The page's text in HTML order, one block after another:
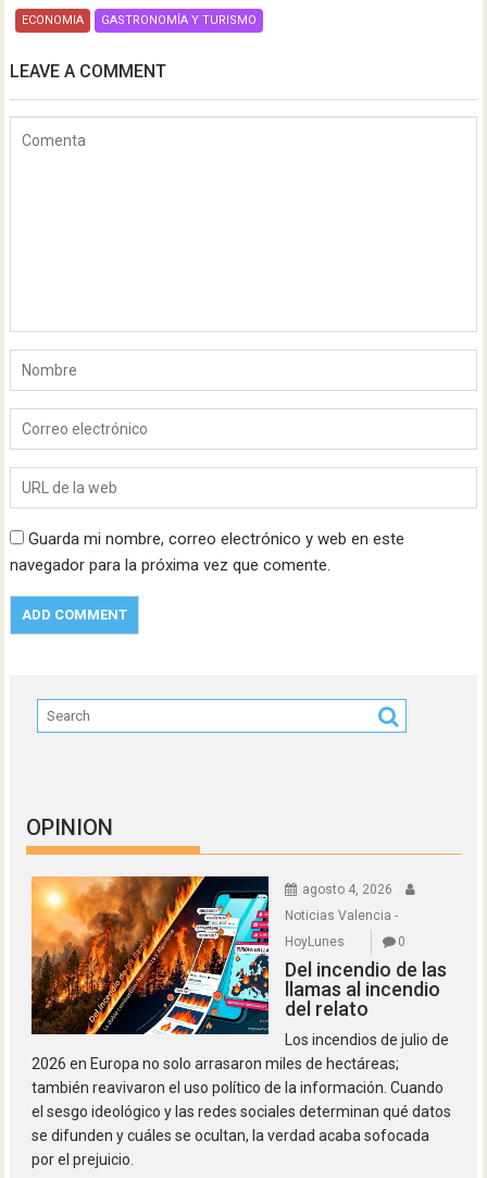
ECONOMIA GASTRONOMÍA Y TURISMO
LEAVE A COMMENT
Guarda mi nombre, correo electrónico y web en este
navegador para la próxima vez que comente.
OPINION
agosto 4, 2026
Noticias Valencia -
HoyLunes
0
Del incendio de las
llamas al incendio
del relato
Los incendios de julio de
2026 en Europa no solo arrasaron miles de hectáreas;
también reavivaron el uso político de la información. Cuando
el sesgo ideológico y las redes sociales determinan qué datos
se difunden y cuáles se ocultan, la verdad acaba sofocada
por el prejuicio.